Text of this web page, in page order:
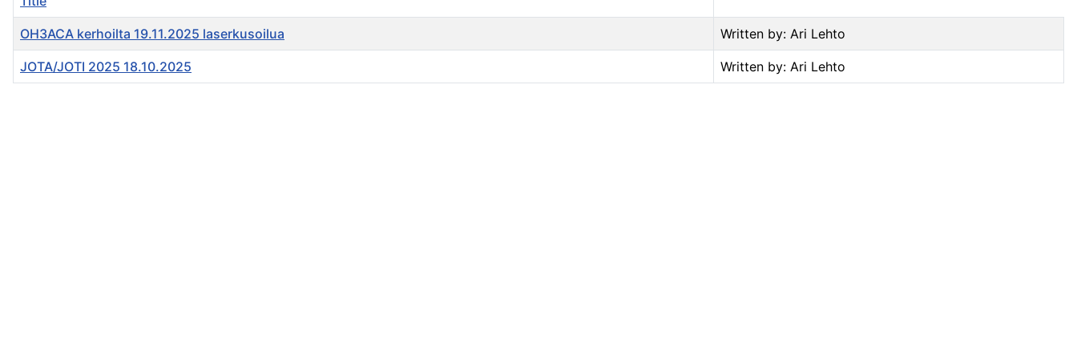
OH3ACA kerhoilta 19.11.2025 laserkusoilua Written by: Ari Lehto
JOTA/JOTI 2025 18.10.2025 Written by: Ari Lehto